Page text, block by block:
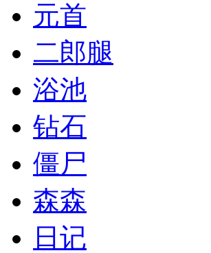
元首
二郎腿
浴池
钻石
僵尸
森森
日记